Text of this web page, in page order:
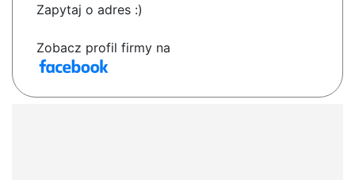
Zapytaj o adres :)
Zobacz profil firmy na